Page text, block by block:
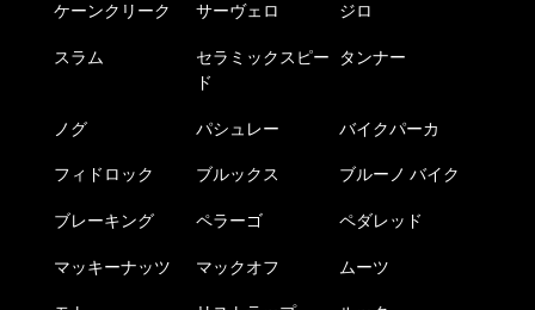
ケーンクリーク サーヴェロ ジロ
スラム
セラミックスピー
ド
タンナー
ノグ パシュレー バイクパーカ
フィドロック ブルックス ブルーノ バイク
ブレーキング ペラーゴ ペダレッド
マッキーナッツ マックオフ ムーツ